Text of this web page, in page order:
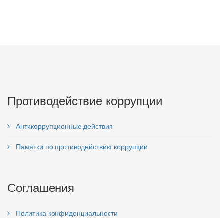
Противодействие коррупции
Антикоррупционные действия
Памятки по противодействию коррупции
Соглашения
Политика конфиденциальности